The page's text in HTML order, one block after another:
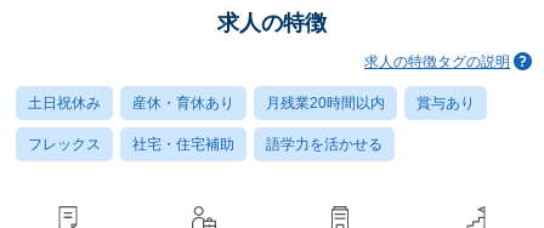
求人の特徴
求人の特徴タグの説明
土日祝休み 産休・育休あり 月残業20時間以内 賞与あり
フレックス 社宅・住宅補助 語学力を活かせる